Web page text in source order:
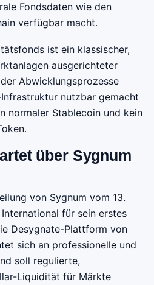
Fondsdaten wie den
verfügbar macht.
ist ein klassischer,
ausgerichteter
Abwicklungsprozesse
nutzbar gemacht
normaler Stablecoin und kein
über Sygnum
von Sygnum vom 13.
für sein erstes
Desygnate-Plattform von
sich an professionelle und
soll regulierte,
Liquidität für Märkte